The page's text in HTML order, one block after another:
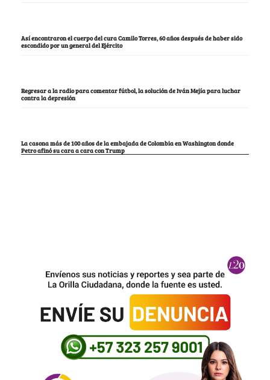
Así encontraron el cuerpo del cura Camilo Torres, 60 años después de haber sido
escondido por un general del Ejército
Regresar a la radio para comentar fútbol, la solución de Iván Mejía para luchar
contra la depresión
La casona más de 100 años de la embajada de Colombia en Washington donde
Petro afinó su cara a cara con Trump